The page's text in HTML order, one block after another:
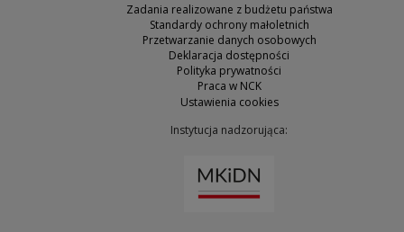
Zadania realizowane z budżetu państwa
Standardy ochrony małoletnich
Przetwarzanie danych osobowych
Deklaracja dostępności
Polityka prywatności
Praca w NCK
Ustawienia cookies
Instytucja nadzorująca: